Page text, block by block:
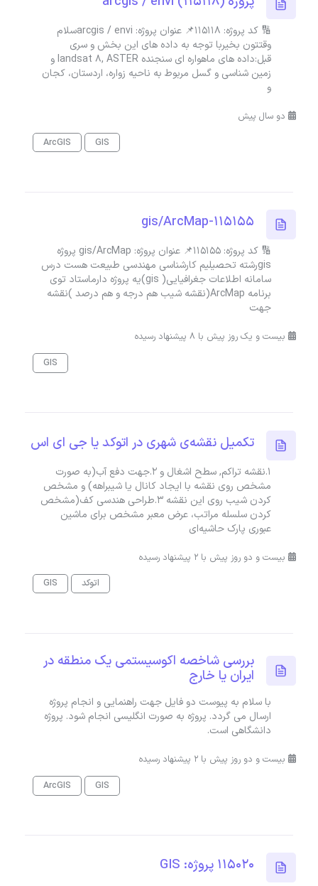
🔢 کد پروژه: 115118📌 عنوان پروژه: arcgis / enviسلام
وقتتون بخیربا توجه به داده های این بخش و سری
قبل:داده های ماهواره ای سنجنده landsat 8, ASTER و
زمین شناسی و گسل مربوط به ناحیه زواره، اردستان، کجان
و
دو سال پیش
GIS
ArcGIS
gis/ArcMap-115155
🔢 کد پروژه: 115155📌 عنوان پروژه: gis/ArcMap پروژه
gisرشته تحصیلیم کارشناسی مهندسی طبیعت هست درس
سامانه اطلاعات جغرافیایی( gis)یه پروژه دارماستاد توی
برنامه ArcMap(نقشه شیب هم درجه و هم درصد )نقشه
جهت
بیست و یک روز پیش با 8 پیشنهاد رسیده
GIS
تکمیل نقشه‌ی شهری در اتوکد یا جی ای اس
۱.نقشه تراکم, سطح اشغال و ۲.جهت دفع آب(به صورت
مشخص روی نقشه با ایجاد کانال یا شیبراهه) و مشخص
کردن شیب روی این نقشه ۳.طراحی هندسی کف(مشخص
کردن سلسله مراتب، عرض معبر مشخص برای ماشین
عبوری پارک حاشیه‌ای
بیست و دو روز پیش با 2 پیشنهاد رسیده
اتوکد
GIS
بررسی شاخصه اکوسیستمی یک منطقه در
ایران یا خارج
با سلام به پیوست دو فایل جهت راهنمایی و انجام پروژه
ارسال می گردد. پروژه به صورت انگلیسی انجام شود. پروژه
دانشگاهی است.
بیست و دو روز پیش با 2 پیشنهاد رسیده
GIS
ArcGIS
115020 پروژه: GIS